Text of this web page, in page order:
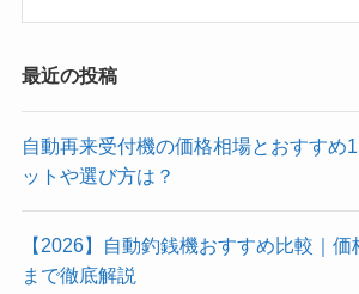
最近の投稿
自動再来受付機の価格相場とおすすめ
ットや選び方は？
【2026】自動釣銭機おすすめ比較｜
まで徹底解説